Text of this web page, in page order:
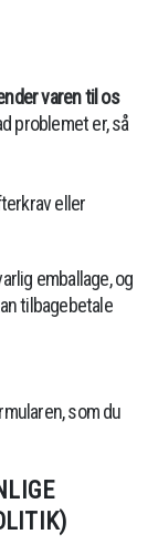
varen til os
problemet er, så
eller
emballage, og
tilbagebetale
som du